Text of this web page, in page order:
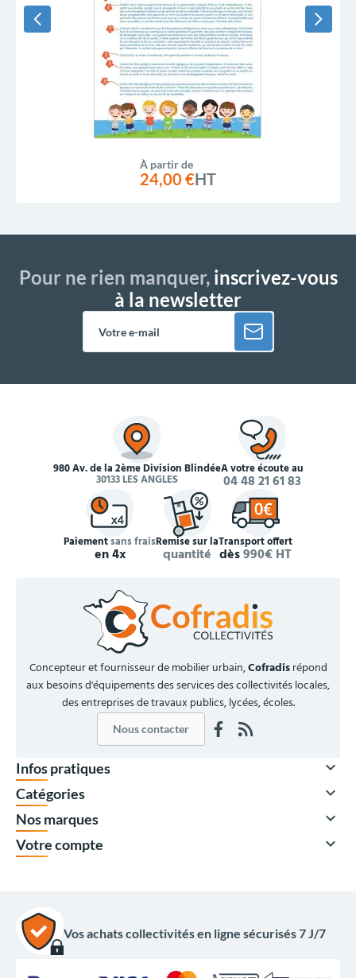
À partir de
24,00 €HT
Pour ne rien manquer,inscrivez-vous
à la newsletter
980 Av. de la 2ème Division Blindée
30133 LES ANGLES
À votre écoute au
04 48 21 61 83
Paiementsans frais
en 4x
Remise sur la
quantité
Transport offert
dès990€ HT
Concepteur et fournisseur de mobilier urbain,Cofradisrépond
aux besoins d'équipements des services des collectivités locales,
des entreprises de travaux publics, lycées, écoles.
Nous contacter
Infos pratiques 
Catégories 
Nos marques 
Votre compte 
Vos achats collectivités en ligne sécurisés 7 J/7